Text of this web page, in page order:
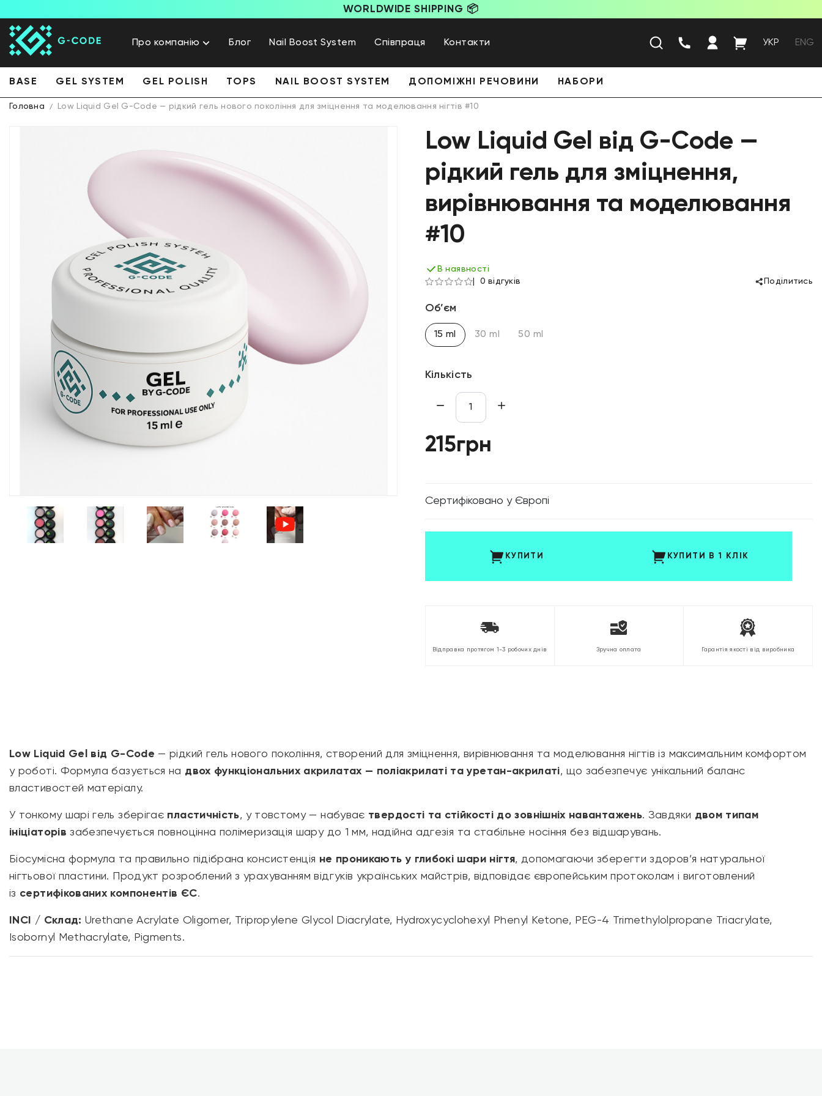
WORLDWIDE SHIPPING 📦
Про компанію Блог Nail Boost System Співпраця Контакти УКР ENG
BASE GEL SYSTEM GEL POLISH TOPS NAIL BOOST SYSTEM ДОПОМІЖНІ РЕЧОВИНИ НАБОРИ
Головна Low Liquid Gel G-Code — рідкий гель нового покоління для зміцнення та моделювання нігтів #10
Low Liquid Gel від G-Code —
рідкий гель для зміцнення,
вирівнювання та моделювання
#10
В наявності
0 відгуків
Поділитись
Об’єм
15 ml 30 ml 50 ml
Кількість
215грн
Cертифіковано у Європі
КУПИТИ КУПИТИ В 1 КЛІК
Відправка протягом 1-3 робочих днів Зручна оплата Гарантія якості від виробника
Low Liquid Gel від G-Code — рідкий гель нового покоління, створений для зміцнення, вирівнювання та моделювання нігтів із максимальним комфортом
у роботі. Формула базується на двох функціональних акрилатах — поліакрилаті та уретан-акрилаті, що забезпечує унікальний баланс
властивостей матеріалу.
У тонкому шарі гель зберігає пластичність, у товстому — набуває твердості та стійкості до зовнішніх навантажень. Завдяки двом типам
ініціаторів забезпечується повноцінна полімеризація шару до 1 мм, надійна адгезія та стабільне носіння без відшарувань.
Біосумісна формула та правильно підібрана консистенція не проникають у глибокі шари нігтя, допомагаючи зберегти здоров’я натуральної
нігтьової пластини. Продукт розроблений з урахуванням відгуків українських майстрів, відповідає європейським протоколам і виготовлений
із сертифікованих компонентів ЄС.
INCI / Склад: Urethane Acrylate Oligomer, Tripropylene Glycol Diacrylate, Hydroxycyclohexyl Phenyl Ketone, PEG-4 Trimethylolpropane Triacrylate,
Isobornyl Methacrylate, Pigments.